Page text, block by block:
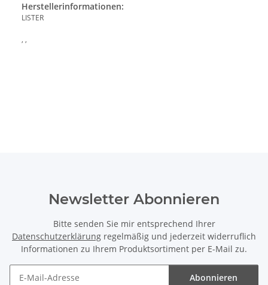
Herstellerinformationen:
LISTER
, ,
Newsletter Abonnieren
Bitte senden Sie mir entsprechend Ihrer
Datenschutzerklärung regelmäßig und jederzeit widerruflich
Informationen zu Ihrem Produktsortiment per E-Mail zu.
Abonnieren